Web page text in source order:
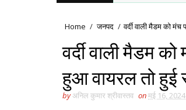
Home / जनपद / वर्दी वाली मैडम को
वर्दी वाली मैडम
हुआ वायरल तो
byअनिल कुमार श्रीवास्तव onमई 16, 2024